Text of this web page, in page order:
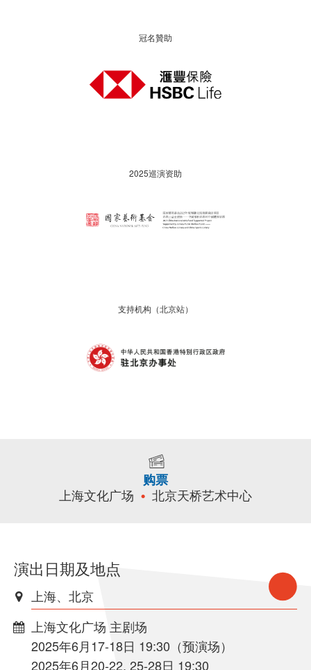
冠名贊助
2025巡演资助
支持机构（北京站）
购票
上海文化广场
北京天桥艺术中心
演出日期及地点
上海、北京
上海文化广场 主剧场
2025年6月17-18日 19:30（预演场）
2025年6月20-22, 25-28日 19:30